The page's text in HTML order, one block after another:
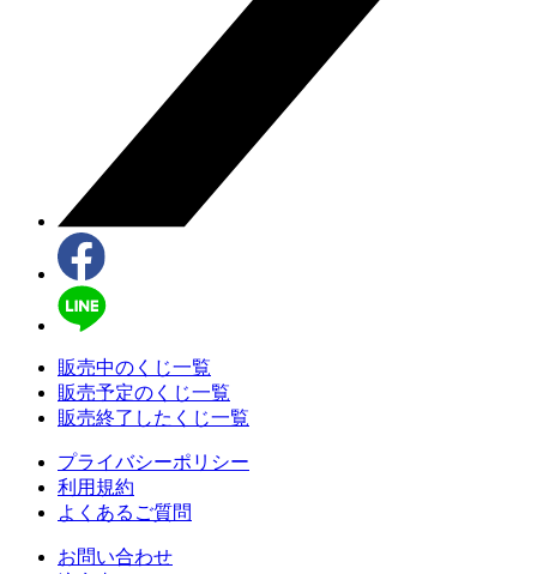
販売中のくじ一覧
販売予定のくじ一覧
販売終了したくじ一覧
プライバシーポリシー
利用規約
よくあるご質問
お問い合わせ